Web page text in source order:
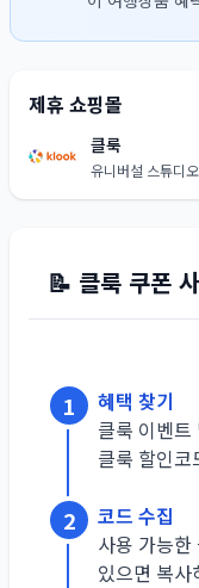
제휴 쇼핑몰
클룩
유니버설 스튜디
📝 클룩 쿠폰
1
혜택 찾기
클룩 이벤
클룩 할인
2
코드 수집
사용 가능
있으면 복